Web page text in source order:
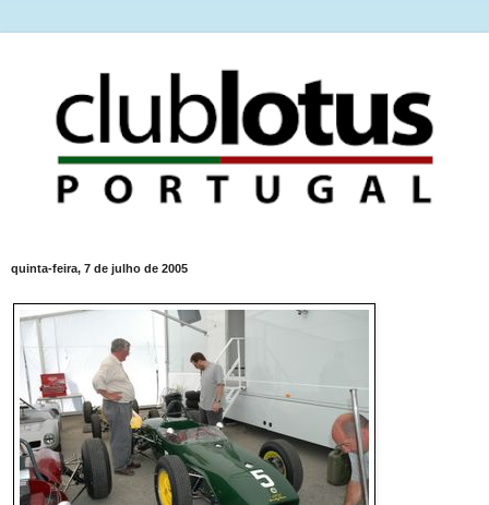
quinta-feira, 7 de julho de 2005